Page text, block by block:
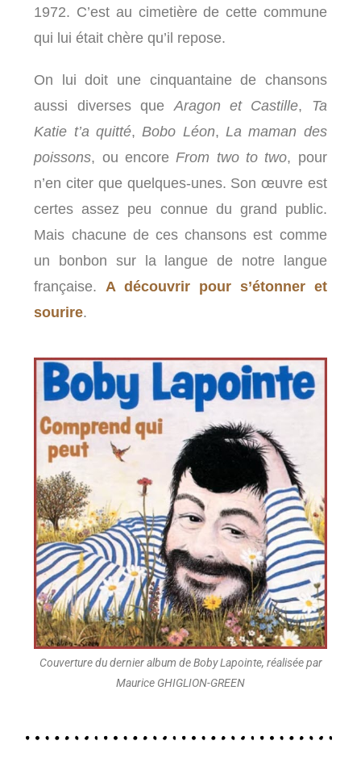
1972. C’est au cimetière de cette commune
qui lui était chère qu’il repose.
On lui doit une cinquantaine de chansons
aussi diverses queAragon et Castille, Ta
Katie t’a quitté,Bobo Léon, La maman des
poissons, ou encoreFrom two to two, pour
n’en citer que quelques-unes. Son œuvre est
certes assez peu connue du grand public.
Mais chacune de ces chansons est comme
un bonbon sur la langue de notre langue
française.A découvrir pour s’étonner et
sourire.
Couverture du dernier album de Boby Lapointe, réalisée par
Maurice GHIGLION-GREEN